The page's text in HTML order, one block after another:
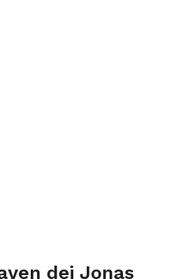
dei Jonas